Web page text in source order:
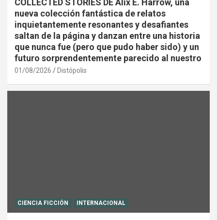
COLLECTED STORIES DE Alix E. Harrow, una
nueva colección fantástica de relatos
inquietantemente resonantes y desafiantes
saltan de la página y danzan entre una historia
que nunca fue (pero que pudo haber sido) y un
futuro sorprendentemente parecido al nuestro
01/08/2026 Distópolis
CIENCIA FICCIÓN INTERNACIONAL